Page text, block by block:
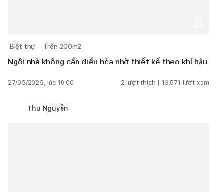
Biệt thự Trên 200m2
Ngôi nhà không cần điều hòa nhờ thiết kế theo khí hậu
27/06/2026, lúc 10:00 2 lượt thích | 13.571 lượt xem
Thu Nguyễn